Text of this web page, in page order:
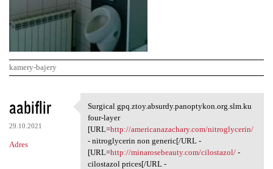
kamery-bajery
K
o
m
e
aabiflir
29.10.2021
Adres
Surgical gpq.ztoy.absurdy
Surgical gpq.ztoy.absurdy.panoptykon.org.slm.ku
four-layer
[URL=http://americanazachary.com/nitroglycerin/
- nitroglycerin non generic[/URL -
[URL=http://minarosebeauty.com/cilostazol/-
cilostazol prices[/URL -